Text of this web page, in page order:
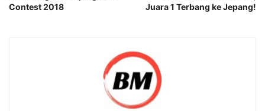
Contest 2018
Juara 1 Terbang ke Jepang!